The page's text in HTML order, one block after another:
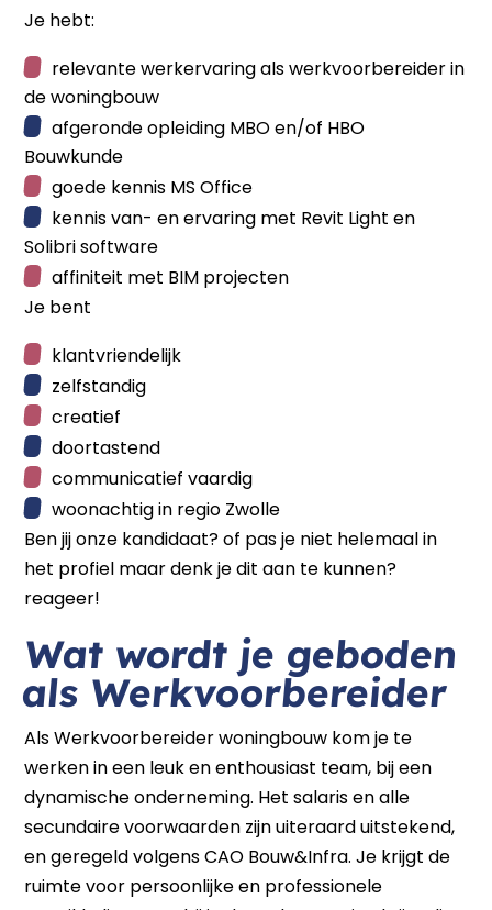
Je hebt:
relevante werkervaring als werkvoorbereider in
de woningbouw
afgeronde opleiding MBO en/of HBO
Bouwkunde
goede kennis MS Office
kennis van- en ervaring met Revit Light en
Solibri software
affiniteit met BIM projecten
Je bent
klantvriendelijk
zelfstandig
creatief
doortastend
communicatief vaardig
woonachtig in regio Zwolle
Ben jij onze kandidaat? of pas je niet helemaal in
het profiel maar denk je dit aan te kunnen?
reageer!
Wat wordt je geboden
als Werkvoorbereider
Als Werkvoorbereider woningbouw kom je te
werken in een leuk en enthousiast team, bij een
dynamische onderneming. Het salaris en alle
secundaire voorwaarden zijn uiteraard uitstekend,
en geregeld volgens CAO Bouw&Infra. Je krijgt de
ruimte voor persoonlijke en professionele